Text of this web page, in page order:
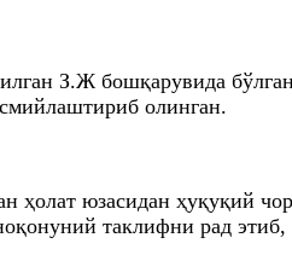
З.Ж бошқарувида
олинган.
ҳолат юзасидан ҳуқуқий
таклифни рад